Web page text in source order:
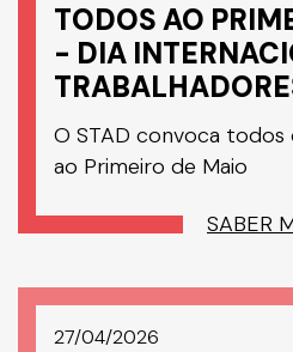
TODOS AO
- DIA
O STAD convoca
ao Primeiro de Maio
SABER
27/04/2026